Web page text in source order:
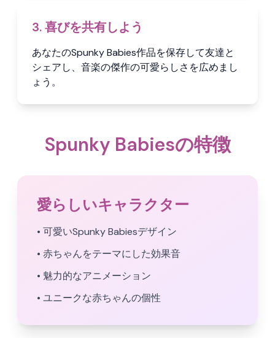
3. 喜びを共有しよう
あなたのSpunky Babies作品を保存して友達と
シェアし、音楽の傑作の可愛らしさを広めまし
ょう。
Spunky Babiesの特徴
愛らしいキャラクター
• 可愛いSpunky Babiesデザイン
• 赤ちゃんをテーマにした効果音
• 魅力的なアニメーション
• ユニークな赤ちゃんの個性